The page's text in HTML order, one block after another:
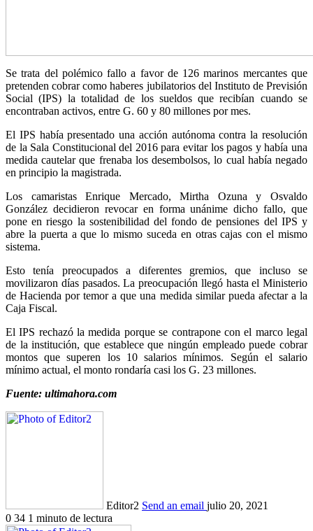
Se trata del polémico fallo a favor de 126 marinos mercantes que
pretenden cobrar como haberes jubilatorios del Instituto de Previsión
Social (IPS) la totalidad de los sueldos que recibían cuando se
encontraban activos, entre G. 60 y 80 millones por mes.
El IPS había presentado una acción autónoma contra la resolución
de la Sala Constitucional del 2016 para evitar los pagos y había una
medida cautelar que frenaba los desembolsos, lo cual había negado
en principio la magistrada.
Los camaristas Enrique Mercado, Mirtha Ozuna y Osvaldo
González decidieron revocar en forma unánime dicho fallo, que
pone en riesgo la sostenibilidad del fondo de pensiones del IPS y
abre la puerta a que lo mismo suceda en otras cajas con el mismo
sistema.
Esto tenía preocupados a diferentes gremios, que incluso se
movilizaron días pasados. La preocupación llegó hasta el Ministerio
de Hacienda por temor a que una medida similar pueda afectar a la
Caja Fiscal.
El IPS rechazó la medida porque se contrapone con el marco legal
de la institución, que establece que ningún empleado puede cobrar
montos que superen los 10 salarios mínimos. Según el salario
mínimo actual, el monto rondaría casi los G. 23 millones.
Fuente: ultimahora.com
Editor2 Send an email julio 20, 2021
0 34 1 minuto de lectura